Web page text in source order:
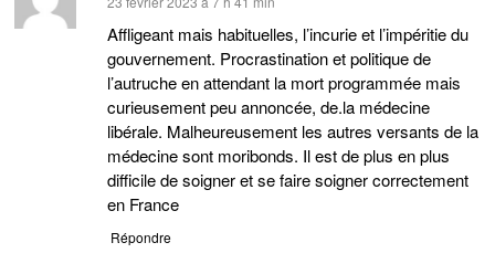
Affligeant mais habituelles, l’incurie et l’impéritie du
gouvernement. Procrastination et politique de
l’autruche en attendant la mort programmée mais
curieusement peu annoncée, de.la médecine
libérale. Malheureusement les autres versants de la
médecine sont moribonds. Il est de plus en plus
difficile de soigner et se faire soigner correctement
en France
Répondre